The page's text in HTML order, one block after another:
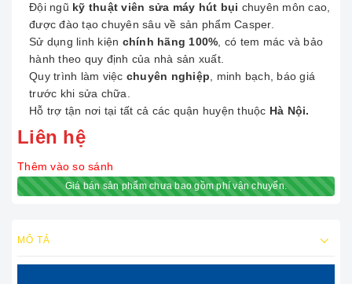
Đội ngũ kỹ thuật viên sửa máy hút bụi chuyên môn cao,
được đào tạo chuyên sâu về sản phẩm Casper.
Sử dụng linh kiện chính hãng 100% , có tem mác và bảo
hành theo quy định của nhà sản xuất.
Quy trình làm việc chuyên nghiệp , minh bạch, báo giá
trước khi sửa chữa.
Hỗ trợ tận nơi tại tất cả các quận huyện thuộc Hà Nội.
Liên hệ
Thêm vào so sánh
Giá bán sản phẩm chưa bao gồm phí vận chuyển.
MÔ TẢ